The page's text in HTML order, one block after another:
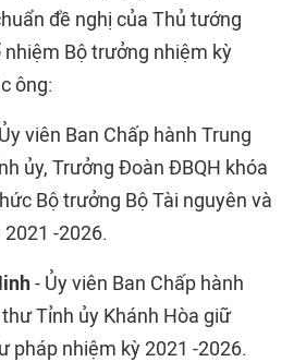
đề nghị của Thủ tướng
nhiệm Bộ trưởng nhiệm kỳ
ông:
viên Ban Chấp hành Trung
ủy, Trưởng Đoàn ĐBQH khóa
Bộ trưởng Bộ Tài nguyên và
-2026.
- Ủy viên Ban Chấp hành
Tỉnh ủy Khánh Hòa giữ
pháp nhiệm kỳ 2021 -2026.